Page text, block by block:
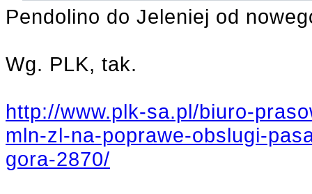
Pendolino do Jeleniej od
Wg. PLK, tak.
http://www.plk-sa.pl/biuro-
mln-zl-na-poprawe-obslugi-
gora-2870/